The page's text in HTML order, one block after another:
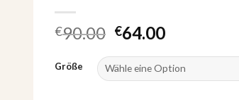
€90.00 €64.00
Größe